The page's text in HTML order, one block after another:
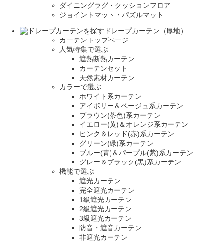
ダイニングラグ・クッションフロア
ジョイントマット・パズルマット
ドレープカーテン（厚地）
カーテントップページ
人気特集で選ぶ
遮熱断熱カーテン
カーテンセット
天然素材カーテン
カラーで選ぶ
ホワイト系カーテン
アイボリー＆ベージュ系カーテン
ブラウン(茶色)系カーテン
イエロー(黄)＆オレンジ系カーテン
ピンク＆レッド(赤)系カーテン
グリーン(緑)系カーテン
ブルー(青)＆パープル(紫)系カーテン
グレー＆ブラック(黒)系カーテン
機能で選ぶ
遮光カーテン
完全遮光カーテン
1級遮光カーテン
2級遮光カーテン
3級遮光カーテン
防音・遮音カーテン
非遮光カーテン